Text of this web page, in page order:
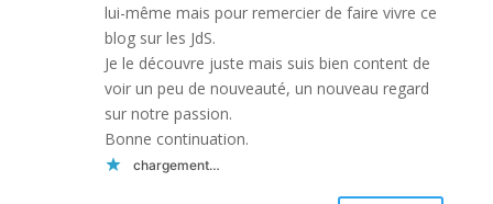
lui-même mais pour remercier de faire vivre ce
blog sur les JdS.
Je le découvre juste mais suis bien content de
voir un peu de nouveauté, un nouveau regard
sur notre passion.
Bonne continuation.
chargement…